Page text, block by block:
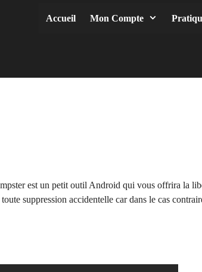
Accueil Mon Compte
est un petit outil Android qui vous offrira la
suppression accidentelle car dans le cas